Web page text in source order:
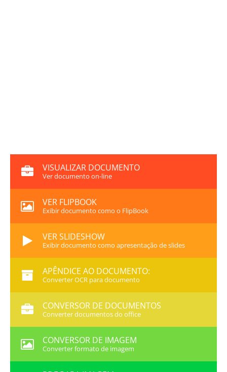
VISUALIZAR DOCUMENTO
Ver documento on-line
VER FLIPBOOK
Exibir documento como o FlipBook
VER SLIDESHOW
Exibir documento como apresentação de slides
APÊNDICE AO DOCUMENTO:
Converter OCR para documento
CONVERSOR DE DOCUMENTOS
Converter documentos do office
CONVERSOR DE IMAGEM
Converter formato de imagem